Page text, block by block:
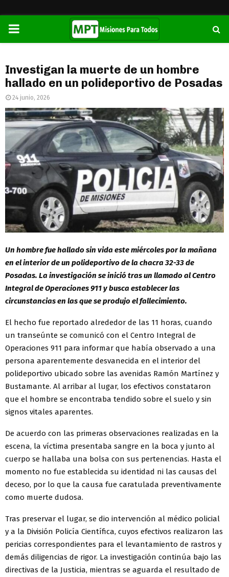
PRIMARY
Investigan la muerte de un hombre
hallado en un polideportivo de Posadas
24 junio, 2026
Un hombre fue hallado sin vida este miércoles por la mañana
en el interior de un polideportivo de la chacra 32-33 de
Posadas. La investigación se inició tras un llamado al Centro
Integral de Operaciones 911 y busca establecer las
circunstancias en las que se produjo el fallecimiento.
El hecho fue reportado alrededor de las 11 horas, cuando
un transeúnte se comunicó con el Centro Integral de
Operaciones 911 para informar que había observado a una
persona aparentemente desvanecida en el interior del
polideportivo ubicado sobre las avenidas Ramón Martínez y
Bustamante. Al arribar al lugar, los efectivos constataron
que el hombre se encontraba tendido sobre el suelo y sin
signos vitales aparentes.
De acuerdo con las primeras observaciones realizadas en la
escena, la víctima presentaba sangre en la boca y junto al
cuerpo se hallaba una bolsa con sus pertenencias. Hasta el
momento no fue establecida su identidad ni las causas del
deceso, por lo que la causa fue caratulada preventivamente
como muerte dudosa.
Tras preservar el lugar, se dio intervención al médico policial
y a la División Policía Científica, cuyos efectivos realizaron las
pericias correspondientes para el levantamiento de rastros y
demás diligencias de rigor. La investigación continúa bajo las
directivas de la Justicia, mientras se aguarda el resultado de